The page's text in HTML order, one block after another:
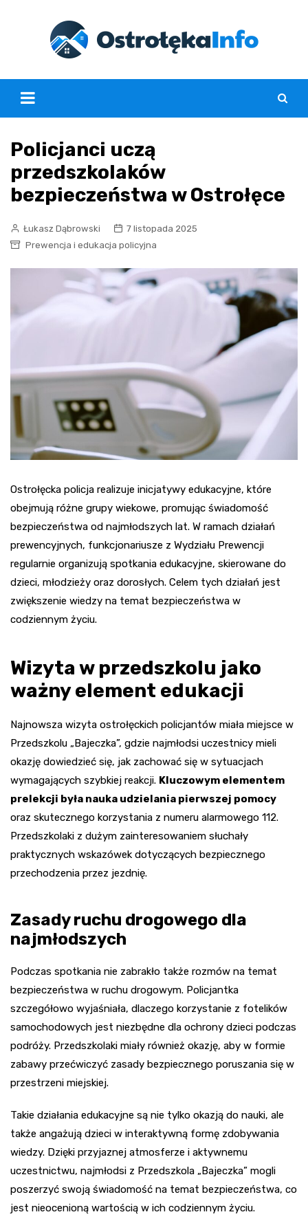
Policjanci uczą
przedszkolaków
bezpieczeństwa w Ostrołęce
Łukasz Dąbrowski
7 listopada 2025
Prewencja i edukacja policyjna
Ostrołęcka policja realizuje inicjatywy edukacyjne, które
obejmują różne grupy wiekowe, promując świadomość
bezpieczeństwa od najmłodszych lat. W ramach działań
prewencyjnych, funkcjonariusze z Wydziału Prewencji
regularnie organizują spotkania edukacyjne, skierowane do
dzieci, młodzieży oraz dorosłych. Celem tych działań jest
zwiększenie wiedzy na temat bezpieczeństwa w
codziennym życiu.
Wizyta w przedszkolu jako
ważny element edukacji
Najnowsza wizyta ostrołęckich policjantów miała miejsce w
Przedszkolu „Bajeczka”, gdzie najmłodsi uczestnicy mieli
okazję dowiedzieć się, jak zachować się w sytuacjach
wymagających szybkiej reakcji. Kluczowym elementem
prelekcji była nauka udzielania pierwszej pomocy
oraz skutecznego korzystania z numeru alarmowego 112.
Przedszkolaki z dużym zainteresowaniem słuchały
praktycznych wskazówek dotyczących bezpiecznego
przechodzenia przez jezdnię.
Zasady ruchu drogowego dla
najmłodszych
Podczas spotkania nie zabrakło także rozmów na temat
bezpieczeństwa w ruchu drogowym. Policjantka
szczegółowo wyjaśniała, dlaczego korzystanie z fotelików
samochodowych jest niezbędne dla ochrony dzieci podczas
podróży. Przedszkolaki miały również okazję, aby w formie
zabawy przećwiczyć zasady bezpiecznego poruszania się w
przestrzeni miejskiej.
Takie działania edukacyjne są nie tylko okazją do nauki, ale
także angażują dzieci w interaktywną formę zdobywania
wiedzy. Dzięki przyjaznej atmosferze i aktywnemu
uczestnictwu, najmłodsi z Przedszkola „Bajeczka” mogli
poszerzyć swoją świadomość na temat bezpieczeństwa, co
jest nieocenioną wartością w ich codziennym życiu.